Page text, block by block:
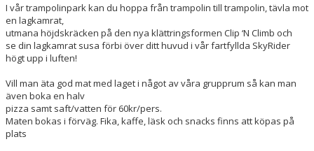
I vår trampolinpark kan du hoppa från trampolin till trampolin, tävla mot
en lagkamrat,
utmana höjdskräcken på den nya klättringsformen Clip ‘N Climb och
se din lagkamrat susa förbi över ditt huvud i vår fartfyllda SkyRider
högt upp i luften!
Vill man äta god mat med laget i något av våra grupprum så kan man
även boka en halv
pizza samt saft/vatten för 60kr/pers.
Maten bokas i förväg. Fika, kaffe, läsk och snacks finns att köpas på
plats